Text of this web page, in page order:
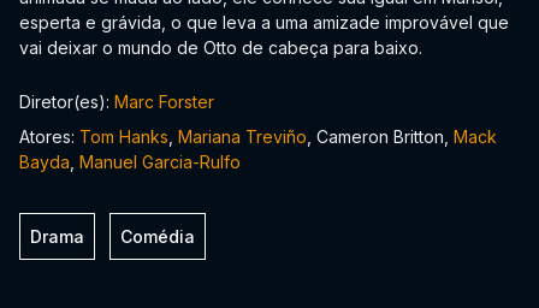
esperta e grávida, o que leva a uma amizade improvável que
vai deixar o mundo de Otto de cabeça para baixo.
Diretor(es): Marc Forster
Atores: Tom Hanks Mariana Treviño , Cameron Britton, Mack
Bayda Manuel Garcia-Rulfo
Drama Comédia